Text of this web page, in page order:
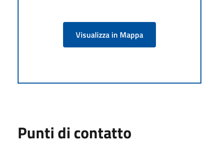
Visualizza in Mappa
Punti di contatto